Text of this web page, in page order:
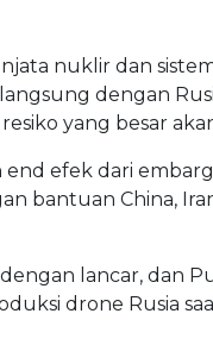
nuklir dan
dengan
yang besar
end efek dari
bantuan China,
lancar, dan
drone Rusia